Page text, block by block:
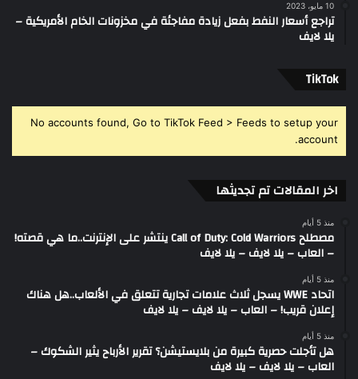
10 مايو، 2023
تراجع أسعار النفط بفعل زيادة مفاجئة في مخزونات الخام الأمريكية –
يلا لايف
‫TikTok
No accounts found, Go to TikTok Feed > Feeds to setup your
account.
اخر المقالات تم تجديثها
منذ 5 أيام
مصطلح Call of Duty: Cold Warriors ينتشر على الإنترنت..ما هي قصته!
– العاب – يلا لايف – يلا لايف
منذ 5 أيام
اتحاد WWE يسجل ثلاث علامات تجارية تتعلق في الألعاب..هل هناك
إعلان قريب! – العاب – يلا لايف – يلا لايف
منذ 5 أيام
هل تأجلت حصرية كبيرة من بلايستيشن؟ تقرير الأرباح يثير الشكوك –
العاب – يلا لايف – يلا لايف